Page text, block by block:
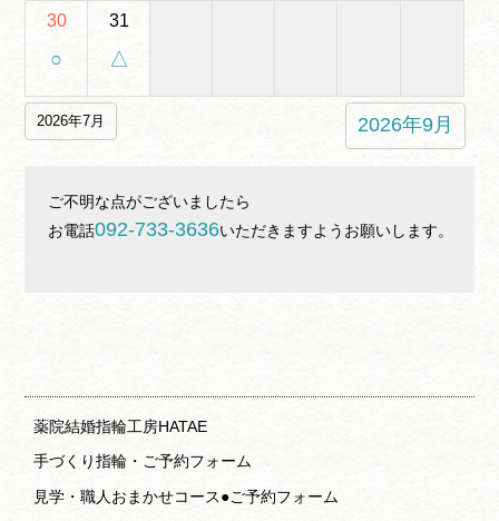
30
○
31
△
2026年7月 2026年9月
ご不明な点がございましたら
お電話092-733-3636いただきますようお願いします。
薬院結婚指輪工房HATAE
手づくり指輪・ご予約フォーム
見学・職人おまかせコース●ご予約フォーム